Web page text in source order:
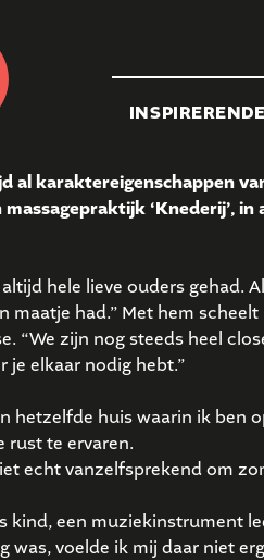
al karaktereigenschappen
‘Knederij’,
hele lieve ouders
maatje had.” Met hem
“We zijn nog steeds heel
je elkaar nodig hebt.”
hetzelfde huis waarin ik ben
rust te ervaren.
echt vanzelfsprekend om
kind, een muziekinstrument
was, voelde ik mij daar niet